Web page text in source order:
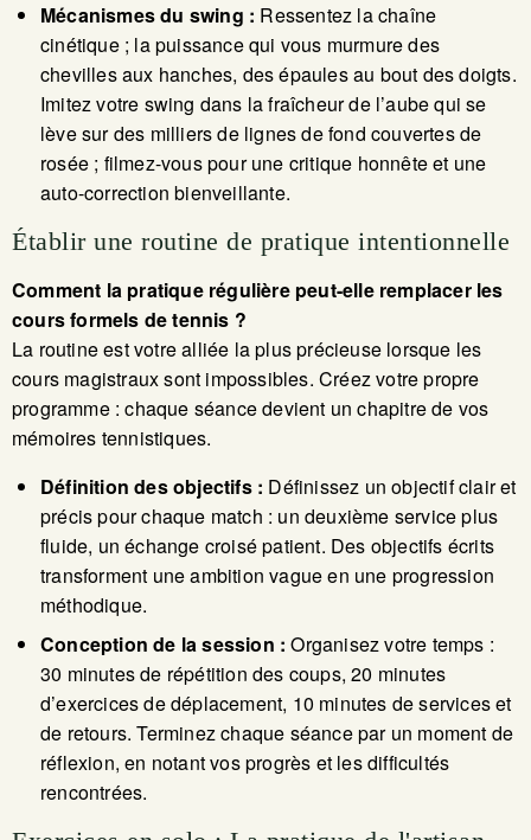
Mécanismes du swing : Ressentez la chaîne
cinétique ; la puissance qui vous murmure des
chevilles aux hanches, des épaules au bout des doigts.
Imitez votre swing dans la fraîcheur de l’aube qui se
lève sur des milliers de lignes de fond couvertes de
rosée ; filmez-vous pour une critique honnête et une
auto-correction bienveillante.
Établir une routine de pratique intentionnelle
Comment la pratique régulière peut-elle remplacer les
cours formels de tennis ?
La routine est votre alliée la plus précieuse lorsque les
cours magistraux sont impossibles. Créez votre propre
programme : chaque séance devient un chapitre de vos
mémoires tennistiques.
Définition des objectifs : Définissez un objectif clair et
précis pour chaque match : un deuxième service plus
fluide, un échange croisé patient. Des objectifs écrits
transforment une ambition vague en une progression
méthodique.
Conception de la session : Organisez votre temps :
30 minutes de répétition des coups, 20 minutes
d’exercices de déplacement, 10 minutes de services et
de retours. Terminez chaque séance par un moment de
réflexion, en notant vos progrès et les difficultés
rencontrées.